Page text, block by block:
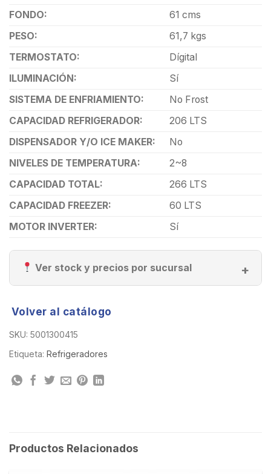
FONDO:
61 cms
PESO:
61,7 kgs
TERMOSTATO:
Dígital
ILUMINACIÓN:
Sí
SISTEMA DE ENFRIAMIENTO:
No Frost
CAPACIDAD REFRIGERADOR:
206 LTS
DISPENSADOR Y/O ICE MAKER:
No
NIVELES DE TEMPERATURA:
2~8
CAPACIDAD TOTAL:
266 LTS
CAPACIDAD FREEZER:
60 LTS
MOTOR INVERTER:
Sí
Ver stock y precios por sucursal
Volver al catálogo
SKU: 5001300415
Etiqueta: Refrigeradores
Productos Relacionados